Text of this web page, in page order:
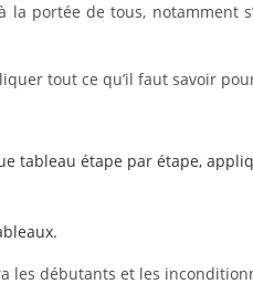
portée de tous, notamment
tout ce qu’il faut savoir
tableau étape par étape,
les débutants et les